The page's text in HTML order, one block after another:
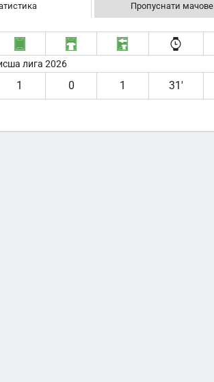
Пропуснати мачове
лига 2026
1 0 1 31′